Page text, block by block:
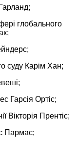
глобального
суду Карім Хан;
Гарсія Ортіс;
Вікторія Прентіс;
Пармас;